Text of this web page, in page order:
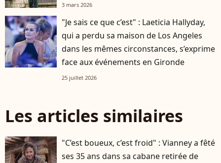
3 mars 2026
"Je sais ce que c’est" : Laeticia Hallyday,
qui a perdu sa maison de Los Angeles
dans les mêmes circonstances, s’exprime
face aux événements en Gironde
25 juillet 2026
Les articles similaires
"C’est boueux, c’est froid" : Vianney a fêté
ses 35 ans dans sa cabane retirée de